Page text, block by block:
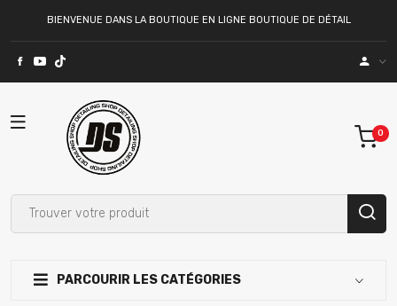
BIENVENUE DANS LA BOUTIQUE EN LIGNE BOUTIQUE DE DÉTAIL
PARCOURIR LES CATÉGORIES